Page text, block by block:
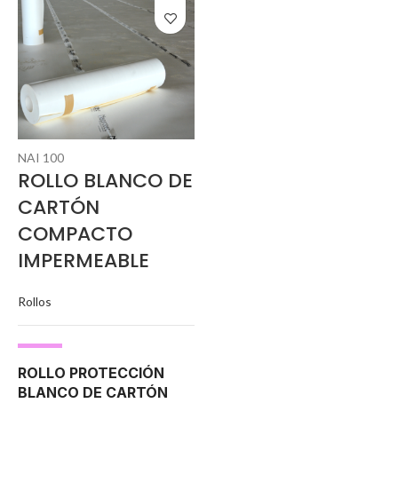
NAI 100
ROLLO BLANCO DE
CARTÓN
COMPACTO
IMPERMEABLE
Rollos
ROLLO PROTECCIÓN
BLANCO DE CARTÓN